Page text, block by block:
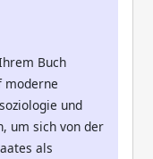
Buch
moderne
und
um sich von der
als